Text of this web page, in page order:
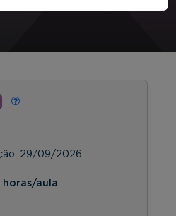
29/09/2026
horas/aula